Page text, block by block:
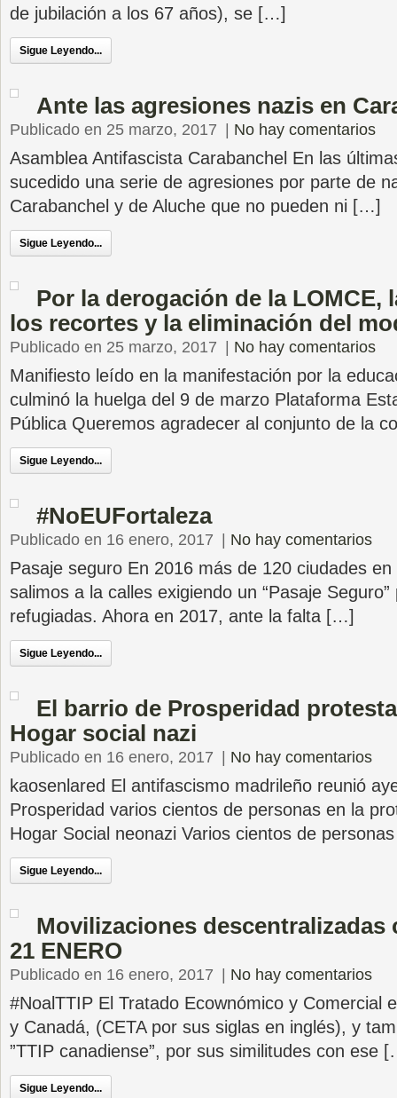
de jubilación a los 67 años), se […]
Sigue Leyendo...
Ante las agresiones nazis en
Publicado en 25 marzo, 2017 No hay comentarios
Asamblea Antifascista Carabanchel En las
sucedido una serie de agresiones por parte de
Carabanchel y de Aluche que no pueden ni […]
Sigue Leyendo...
Por la derogación de la LOMCE,
los recortes y la eliminación del
Publicado en 25 marzo, 2017 No hay comentarios
Manifiesto leído en la manifestación por la
culminó la huelga del 9 de marzo Plataforma
Pública Queremos agradecer al conjunto de la
Sigue Leyendo...
#NoEUFortaleza
Publicado en 16 enero, 2017 No hay comentarios
Pasaje seguro En 2016 más de 120 ciudades
salimos a la calles exigiendo un “Pasaje
refugiadas. Ahora en 2017, ante la falta […]
Sigue Leyendo...
El barrio de Prosperidad
Hogar social nazi
Publicado en 16 enero, 2017 No hay comentarios
kaosenlared El antifascismo madrileño reunió
Prosperidad varios cientos de personas en la
Hogar Social neonazi Varios cientos de
Sigue Leyendo...
Movilizaciones descentralizadas
21 ENERO
Publicado en 16 enero, 2017 No hay comentarios
#NoalTTIP El Tratado Ecownómico y Comercial
y Canadá, (CETA por sus siglas en inglés), y
”TTIP canadiense”, por sus similitudes con ese
Sigue Leyendo...